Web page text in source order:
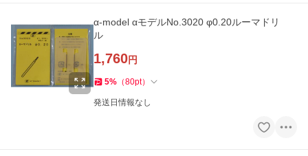
α-model αモデルNo.3020 φ0.20ルーマドリ
ル
1,760円
5% （80pt）
発送日情報なし